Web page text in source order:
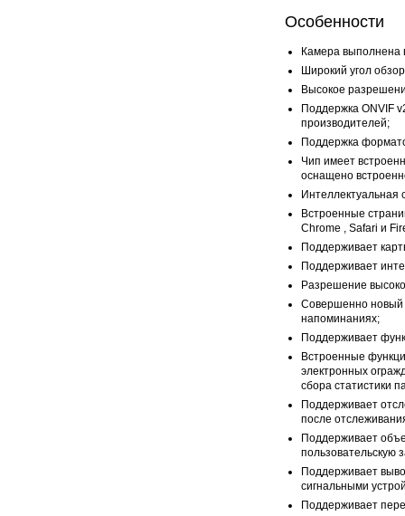
Особенности
Камера выполнена
Широкий угол
Высокое
Поддержка ONVIF
производителей;
Поддержка
Чип имеет
оснащено
Интеллектуальная
Встроенные
Chrome , Safari и
Поддерживает
Поддерживает
Разрешение
Совершенно новый
напоминаниях;
Поддерживает
Встроенные
электронных
сбора статистики
Поддерживает
после
Поддерживает
пользовательскую
Поддерживает
сигнальными
Поддерживает